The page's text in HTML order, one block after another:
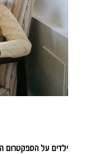
ילדים על הספקטרום